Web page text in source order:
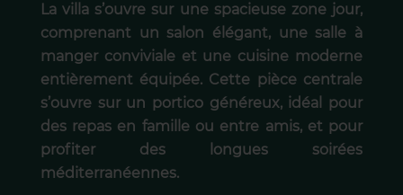
La villa s’ouvre sur une spacieuse zone jour,
comprenant un salon élégant, une salle à
manger conviviale et une cuisine moderne
entièrement équipée. Cette pièce centrale
s’ouvre sur un portico généreux, idéal pour
des repas en famille ou entre amis, et pour
profiter des longues soirées
méditerranéennes.